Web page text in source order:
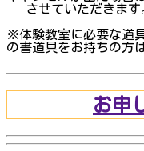
させていただきます
※体験教室に必要な道
の書道具をお持ちの方
お申